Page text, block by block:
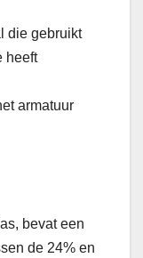
die gebruikt
heeft
armatuur
bevat een
de 24% en